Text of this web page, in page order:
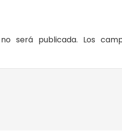
será publicada. Los